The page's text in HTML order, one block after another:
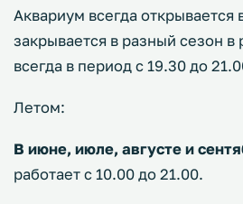
Аквариум всегда открывается
закрывается в разный сезон в
всегда в период с 19.30 до
Летом:
В июне, июле, августе и
работает с 10.00 до 21.00.